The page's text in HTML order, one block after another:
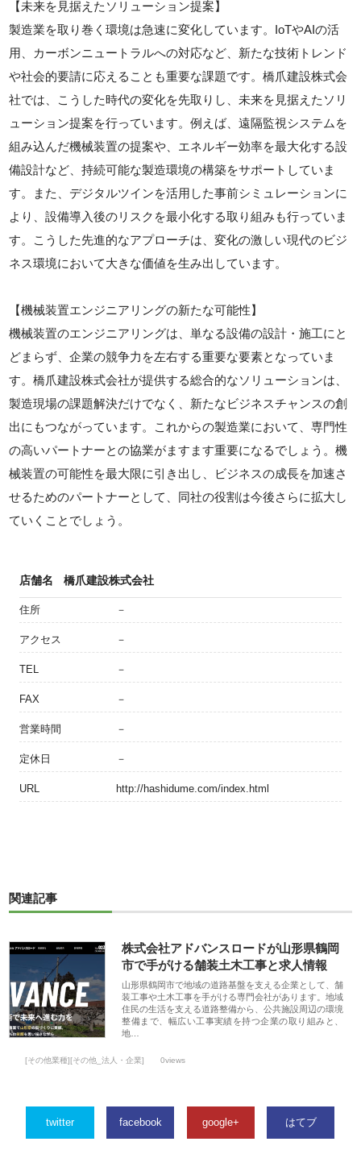
【未来を見据えたソリューション提案】
製造業を取り巻く環境は急速に変化しています。IoTやAIの活
用、カーボンニュートラルへの対応など、新たな技術トレンド
や社会的要請に応えることも重要な課題です。橋爪建設株式会
社では、こうした時代の変化を先取りし、未来を見据えたソリ
ューション提案を行っています。例えば、遠隔監視システムを
組み込んだ機械装置の提案や、エネルギー効率を最大化する設
備設計など、持続可能な製造環境の構築をサポートしていま
す。また、デジタルツインを活用した事前シミュレーションに
より、設備導入後のリスクを最小化する取り組みも行っていま
す。こうした先進的なアプローチは、変化の激しい現代のビジ
ネス環境において大きな価値を生み出しています。
【機械装置エンジニアリングの新たな可能性】
機械装置のエンジニアリングは、単なる設備の設計・施工にと
どまらず、企業の競争力を左右する重要な要素となっていま
す。橋爪建設株式会社が提供する総合的なソリューションは、
製造現場の課題解決だけでなく、新たなビジネスチャンスの創
出にもつながっています。これからの製造業において、専門性
の高いパートナーとの協業がますます重要になるでしょう。機
械装置の可能性を最大限に引き出し、ビジネスの成長を加速さ
せるためのパートナーとして、同社の役割は今後さらに拡大し
ていくことでしょう。
店舗名 橋爪建設株式会社
住所 －
アクセス －
TEL －
FAX －
営業時間 －
定休日 －
URL http://hashidume.com/index.html
関連記事
株式会社アドバンスロードが山形県鶴岡
市で手がける舗装土木工事と求人情報
山形県鶴岡市で地域の道路基盤を支える企業として、舗
装工事や土木工事を手がける専門会社があります。地域
住民の生活を支える道路整備から、公共施設周辺の環境
整備まで、幅広い工事実績を持つ企業の取り組みと、
地…
[その他業種][その他_法人・企業] 0views
twitter facebook google+ はてブ